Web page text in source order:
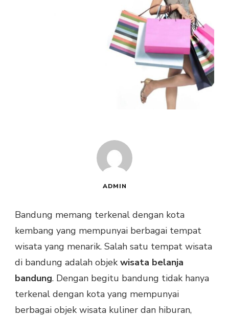
ADMIN
Bandung memang terkenal dengan kota
kembang yang mempunyai berbagai tempat
wisata yang menarik. Salah satu tempat wisata
di bandung adalah objek wisata belanja
bandung. Dengan begitu bandung tidak hanya
terkenal dengan kota yang mempunyai
berbagai objek wisata kuliner dan hiburan,